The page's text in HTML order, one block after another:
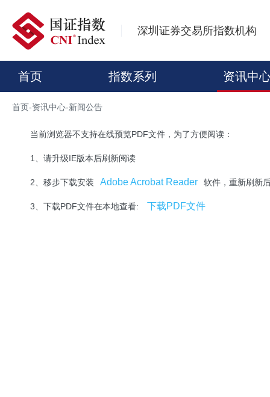
深圳证券交易所指数机构
首页 指数系列 资讯中
首页-资讯中心-新闻公告
当前浏览器不支持在线预览PDF文件，为了方便阅读：
1、请升级IE版本后刷新阅读
2、移步下载安装 Adobe Acrobat Reader 软件，重新刷新
3、下载PDF文件在本地查看: 下载PDF文件